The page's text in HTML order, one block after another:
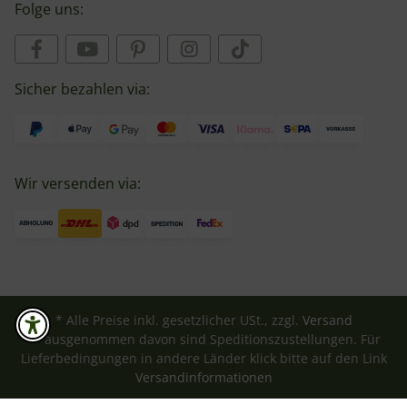
Folge uns:
Sicher bezahlen via:
Wir versenden via:
* Alle Preise inkl. gesetzlicher USt., zzgl. Versand
** ausgenommen davon sind Speditionszustellungen. Für
Lieferbedingungen in andere Länder klick bitte auf den Link
Versandinformationen